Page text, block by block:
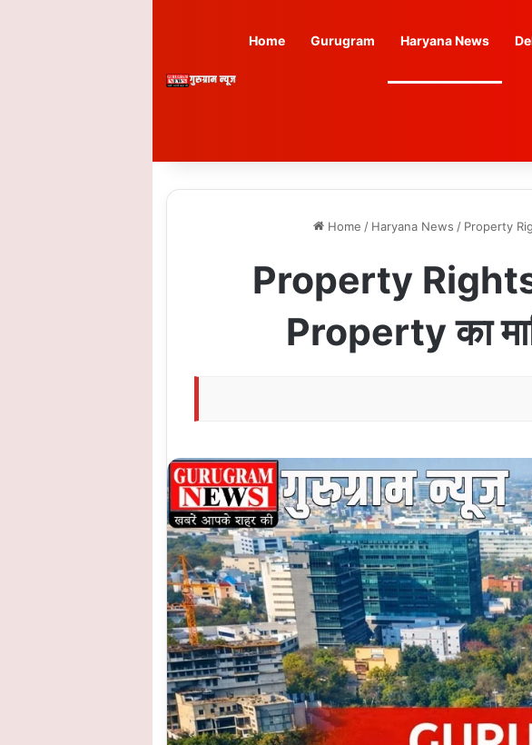
Home Gurugram Haryana News
Home / Haryana News / Property
Property Rights:
Property का